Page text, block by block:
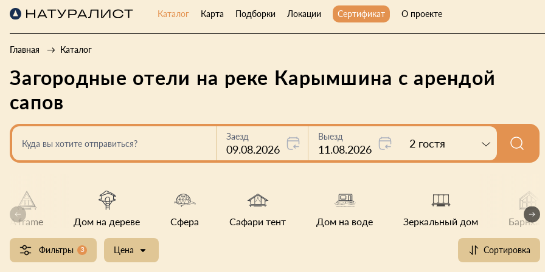
Каталог Карта Подборки Локации Сертификат О проекте
Главная Каталог
Загородные отели на реке Карымшина с арендой
сапов
Куда вы хотите отправиться?
Заезд
09.08.2026
Выезд
11.08.2026 2 гостя
A frame Дом на дереве Сфера Сафари тент Дом на воде Зеркальный дом Барнхауз
Фильтры 3 Цена Сортировка